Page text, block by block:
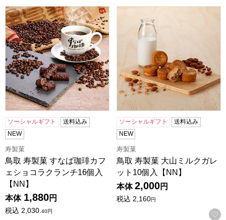
鳥取 寿製菓 すなば珈琲カフェショコラクランチ16個入【NN
ソーシャルギフト
送料込み
NEW
寿製菓
鳥取 寿製菓 すなば珈琲カフ
ェショコラクランチ16個入
【NN】
本体 1,880円
税込 2,030.40円
鳥取 寿製菓 大山ミルクガレ
ソーシャルギフト
送料込み
NEW
寿製菓
鳥取 寿製菓 大山ミルクガレ
ット10個入【NN】
本体 2,000円
税込 2,160円